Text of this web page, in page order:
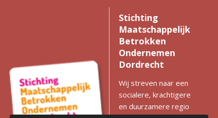
Stichting
Maatschappelijk
Betrokken
Ondernemen
Dordrecht
Wij streven naar een
socialere, krachtigere
en duurzamere regio